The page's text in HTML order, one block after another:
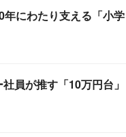
年にわたり支える「小学
社員が推す「10万円台」